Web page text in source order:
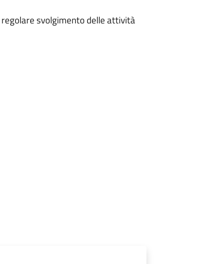
svolgimento delle attività